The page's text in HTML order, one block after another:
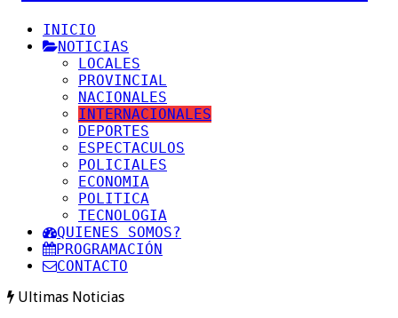
INICIO
NOTICIAS
LOCALES
PROVINCIAL
NACIONALES
INTERNACIONALES
DEPORTES
ESPECTACULOS
POLICIALES
ECONOMIA
POLITICA
TECNOLOGIA
QUIENES SOMOS?
PROGRAMACIÓN
CONTACTO
Ultimas Noticias